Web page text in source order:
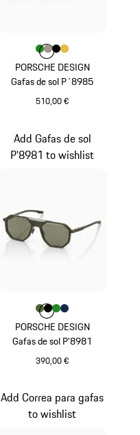
PORSCHE DESIGN
Gafas de sol P´8985
510,00 €
Color
ColorVerde
Color
ColorColor
PORSCHE DESIGN
Gafas de sol P'8981
390,00 €
Add Gafas de sol
P'8981 to wishlist
Color
ColorVerde Olive
Color
ColorColor
Add Correa para gafas
to wishlist